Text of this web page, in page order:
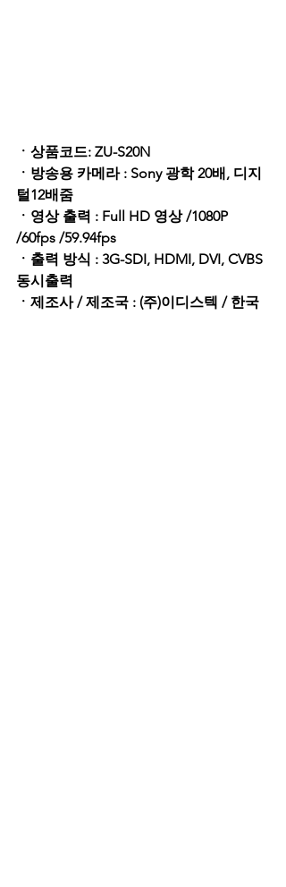
ㆍ상품코드: ZU-S20N
ㆍ방송용 카메라 : Sony 광학 20배, 디지
털12배줌
ㆍ영상 출력 : Full HD 영상 /1080P
/60fps /59.94fps
ㆍ출력 방식 : 3G-SDI, HDMI, DVI, CVBS
동시출력
ㆍ제조사 / 제조국 : (주)이디스텍 / 한국